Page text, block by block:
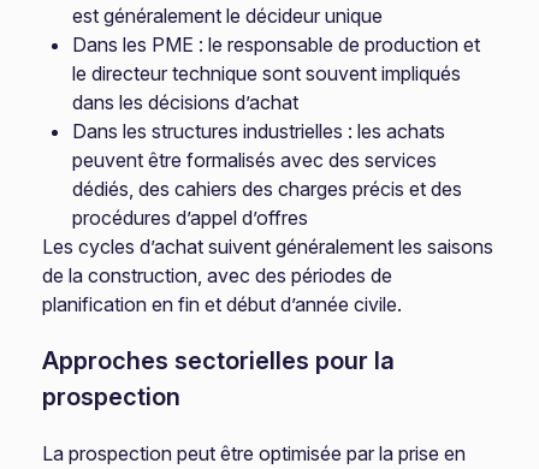
est généralement le décideur unique
Dans les PME : le responsable de production et
le directeur technique sont souvent impliqués
dans les décisions d’achat
Dans les structures industrielles : les achats
peuvent être formalisés avec des services
dédiés, des cahiers des charges précis et des
procédures d’appel d’offres
Les cycles d’achat suivent généralement les saisons
de la construction, avec des périodes de
planification en fin et début d’année civile.
Approches sectorielles pour la
prospection
La prospection peut être optimisée par la prise en